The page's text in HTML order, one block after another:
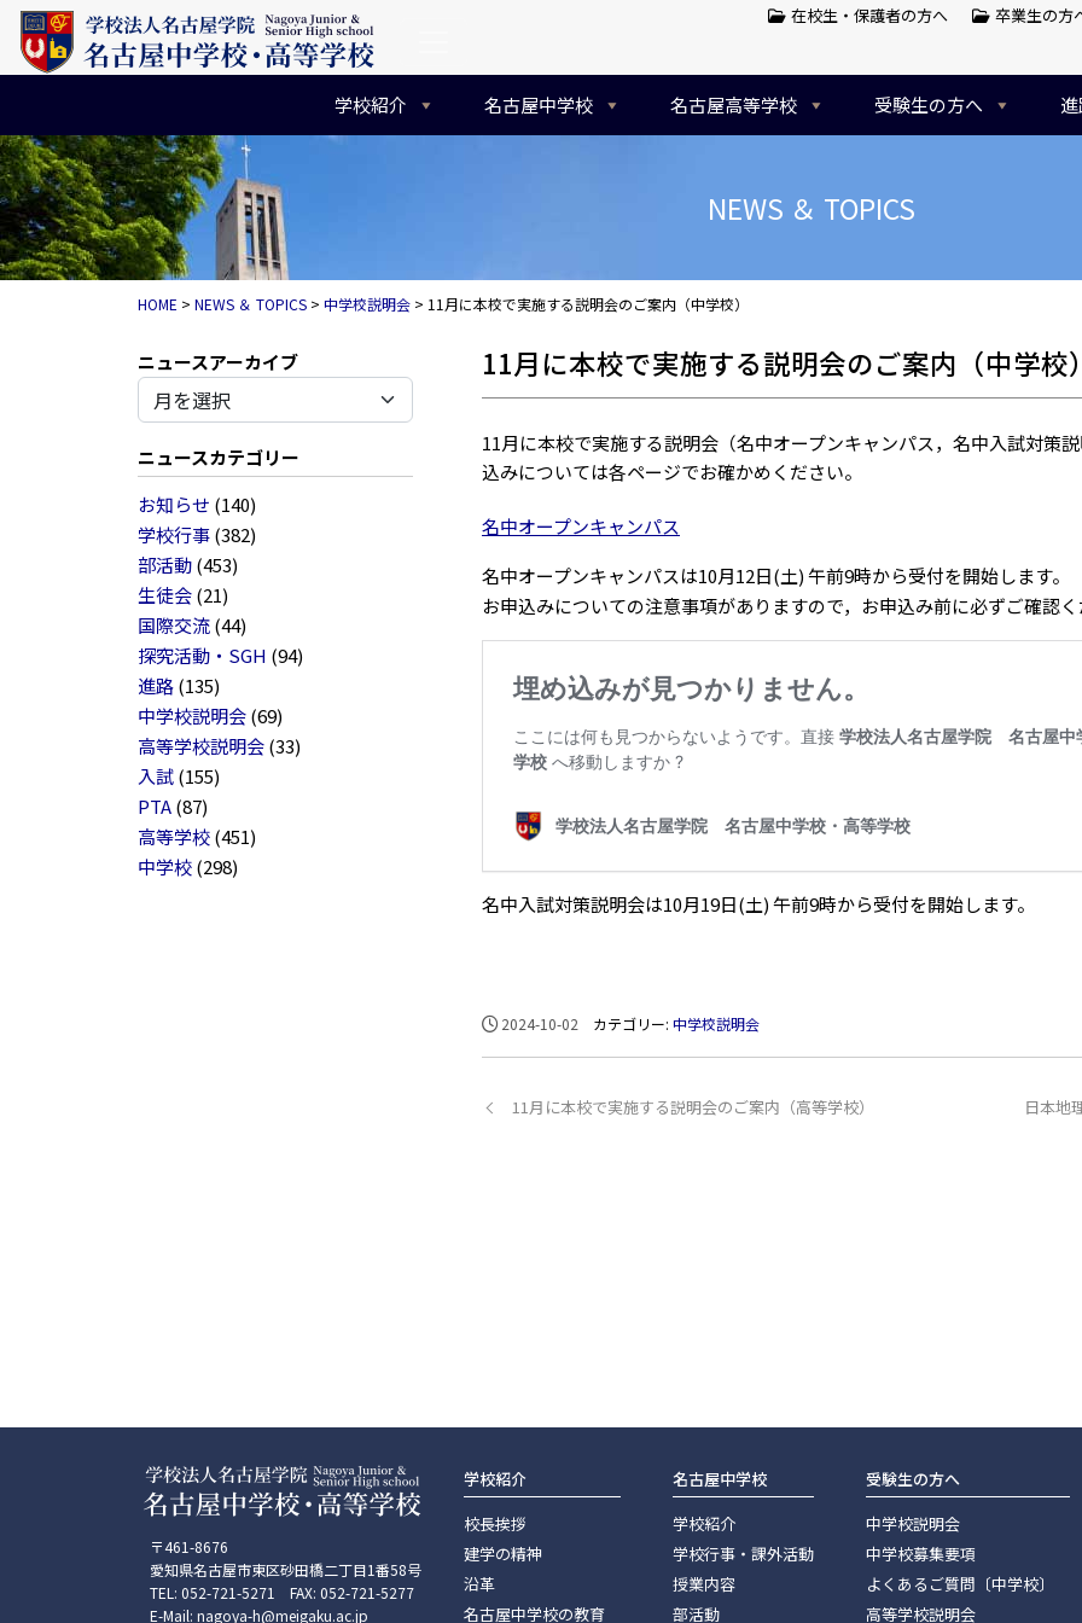
コンテンツへスキップ
メインナビゲーション
学校紹介 名古屋中学校 名古屋高等学校 受験生の方へ
在校生・保護者の方へ 卒業生の方
NEWS ＆ TOPICS
HOME > NEWS ＆ TOPICS > 中学校説明会 > 11月に本校で実施する説明会のご案内（中学校）
アーカイブ
ニュースカテゴリー
お知らせ (140)
学校行事(382)
部活動(453)
生徒会(21)
国際交流(44)
探究活動・SGH (94)
進路(135)
中学校説明会(69)
高等学校説明会(33)
入試(155)
PTA(87)
高等学校(451)
中学校(298)
11月に本校で実施する説明会のご案内（中学校
11月に本校で実施する説明会（名中オープンキャンパス，名中入試対策
込みについては各ページでお確かめください。
名中オープンキャンパス
名中オープンキャンパスは10月12日(土) 午前9時から受付を開始します。
お申込みについての注意事項がありますので，お申込み前に必ずご確認
名中入試対策説明会は10月19日(土) 午前9時から受付を開始します。
2024-10-02 カテゴリー: 中学校説明会
11月に本校で実施する説明会のご案内（高等学校） 日本地
〒461-8676
愛知県名古屋市東区砂田橋二丁目1番58号
TEL: 052-721-5271 FAX: 052-721-5277
E-Mail: nagoya-h@meigaku.ac.jp
学校紹介
校長挨拶
建学の精神
沿革
名古屋中学校の教育
名古屋中学校
学校紹介
学校行事・課外活動
授業内容
部活動
受験生の方へ
中学校説明会
中学校募集要項
よくあるご質問〔中学校〕
高等学校説明会